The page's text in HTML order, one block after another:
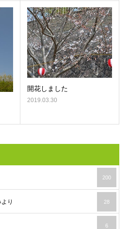
開花しました
2019.03.30
200
り 28
6